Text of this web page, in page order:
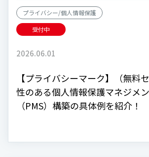
プライバシー/個人情報保護
受付中
2026.06.01
【プライバシーマーク】（無料
性のある個人情報保護マネジメ
（PMS）構築の具体例を紹介！